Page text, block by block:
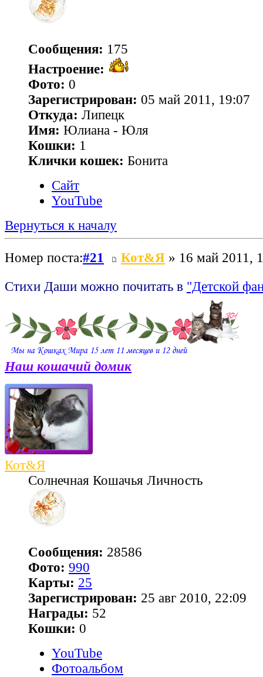
Сообщения: 175
Настроение:
Фото: 0
Зарегистрирован: 05 май 2011, 19:07
Откуда: Липецк
Имя: Юлиана - Юля
Кошки: 1
Клички кошек: Бонита
Сайт
YouTube
Вернуться к началу
Номер поста:#21 Кот&Я » 16 май 2011,
Стихи Даши можно почитать в "Детской
Наш кошачий домик
Кот&Я
Солнечная Кошачья Личность
Сообщения: 28586
Фото: 990
Карты: 25
Зарегистрирован: 25 авг 2010, 22:09
Награды: 52
Кошки: 0
YouTube
Фотоальбом